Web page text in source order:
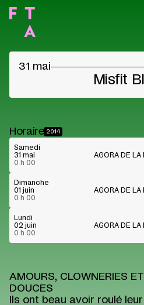
pour voir le
Préférences cookies
31 mai
Misfit
AMOURS, CLOWNERIES
DOUCES
Ils ont beau avoir roulé
Horaire 2014
Samedi
31 mai
0 h 00
AGORA DE LA
Dimanche
01 juin
0 h 00
AGORA DE LA
Lundi
02 juin
0 h 00
AGORA DE LA